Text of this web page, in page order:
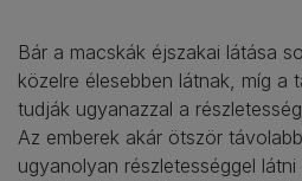
Bár a macskák éjszakai látása
közelre élesebben látnak, míg a
tudják ugyanazzal a
Az emberek akár ötször
ugyanolyan részletességgel látni